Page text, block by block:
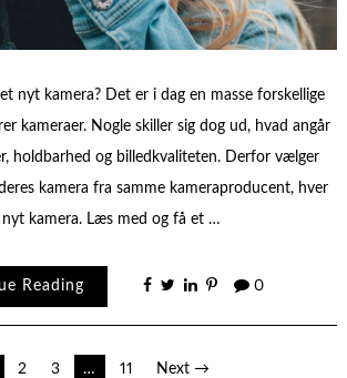
nyt kamera? Det er i dag en masse forskellige
kameraer. Nogle skiller sig dog ud, hvad angår
holdbarhed og billedkvaliteten. Derfor vælger
kamera fra samme kameraproducent, hver
nyt kamera. Læs med og få et …
Reading 0
2 3 … 11 Next →